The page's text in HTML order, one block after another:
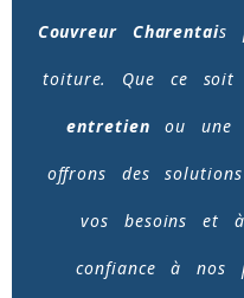
Couvreur Charentais
toiture. Que ce
entretien ou une
offrons des
vos besoins et
confiance à nos